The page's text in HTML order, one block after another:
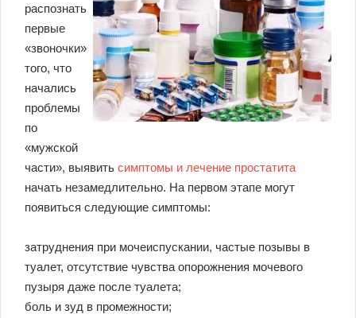
распознать
первые
«звоночки»
того, что
начались
проблемы
по
«мужской
части», выявить симптомы и лечение простатита
начать незамедлительно. На первом этапе могут
появиться следующие симптомы:
затруднения при мочеиспускании, частые позывы в
туалет, отсутствие чувства опорожнения мочевого
пузыря даже после туалета;
боль и зуд в промежности;